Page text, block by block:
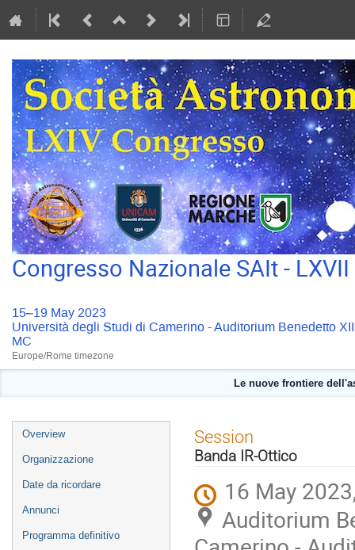
Congresso Nazionale SAIt -
15–19 May 2023
Università degli Studi di Camerino - Auditorium Benedetto
MC
Europe/Rome timezone
Le nuove frontiere
Event
menu
Overview
Organizzazione
Date da ricordare
Annunci
Programma definitivo
Session
Banda IR-Ottico
16 May
Auditorium